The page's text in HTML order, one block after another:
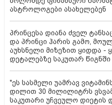
ასტროლოგები ასახელებენ
პრინცესა დიანა ძველ
და პრინცი ჰარის გამო,
აუხსნელი მიზეზით ყიდდა
დეტალებზე საკუთარ წიგნში
"ეს სასმელი უამრავ
დილით 30 მილილიტრს
საკუთარი უჩვეულო დიეტის